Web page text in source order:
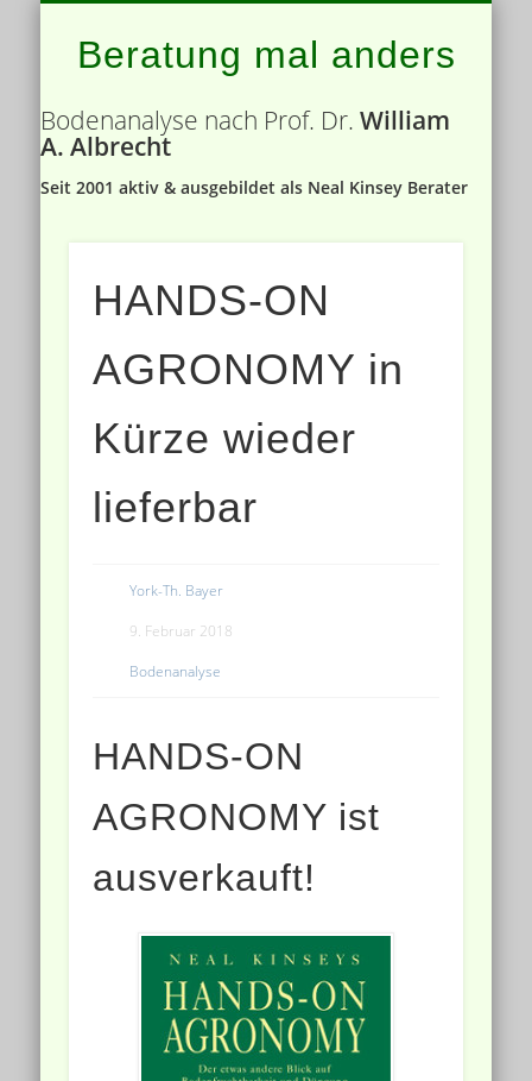
Beratung mal anders
Bodenanalyse nach Prof. Dr. William
A. Albrecht
Seit 2001 aktiv & ausgebildet als Neal Kinsey Berater
HANDS-ON
AGRONOMY in
Kürze wieder
lieferbar
York-Th. Bayer
9. Februar 2018
Bodenanalyse
HANDS-ON
AGRONOMY ist
ausverkauft!